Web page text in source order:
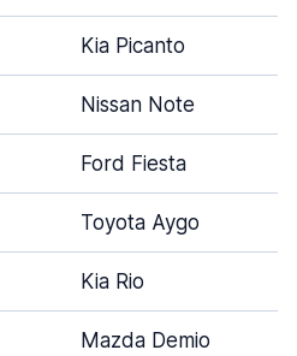
Kia Picanto
Nissan Note
Ford Fiesta
Toyota Aygo
Kia Rio
Mazda Demio